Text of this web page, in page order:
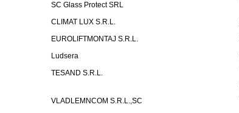
SC Glass Protect SRL
CLIMAT LUX S.R.L.
EUROLIFTMONTAJ S.R.L.
Ludsera
TESAND S.R.L.
VLADLEMNCOM S.R.L.,SC